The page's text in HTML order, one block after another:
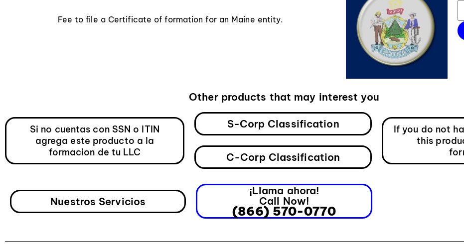
Fee to file a Certificate of formation for an Maine entity.
Other products that may interest you
Si no cuentas con SSN o ITIN
agrega este producto a la
formacion de tu LLC
S-Corp Classification
C-Corp Classification
If you do not
this
Nuestros Servicios
¡Llama ahora!
Call Now!
(866) 570-0770